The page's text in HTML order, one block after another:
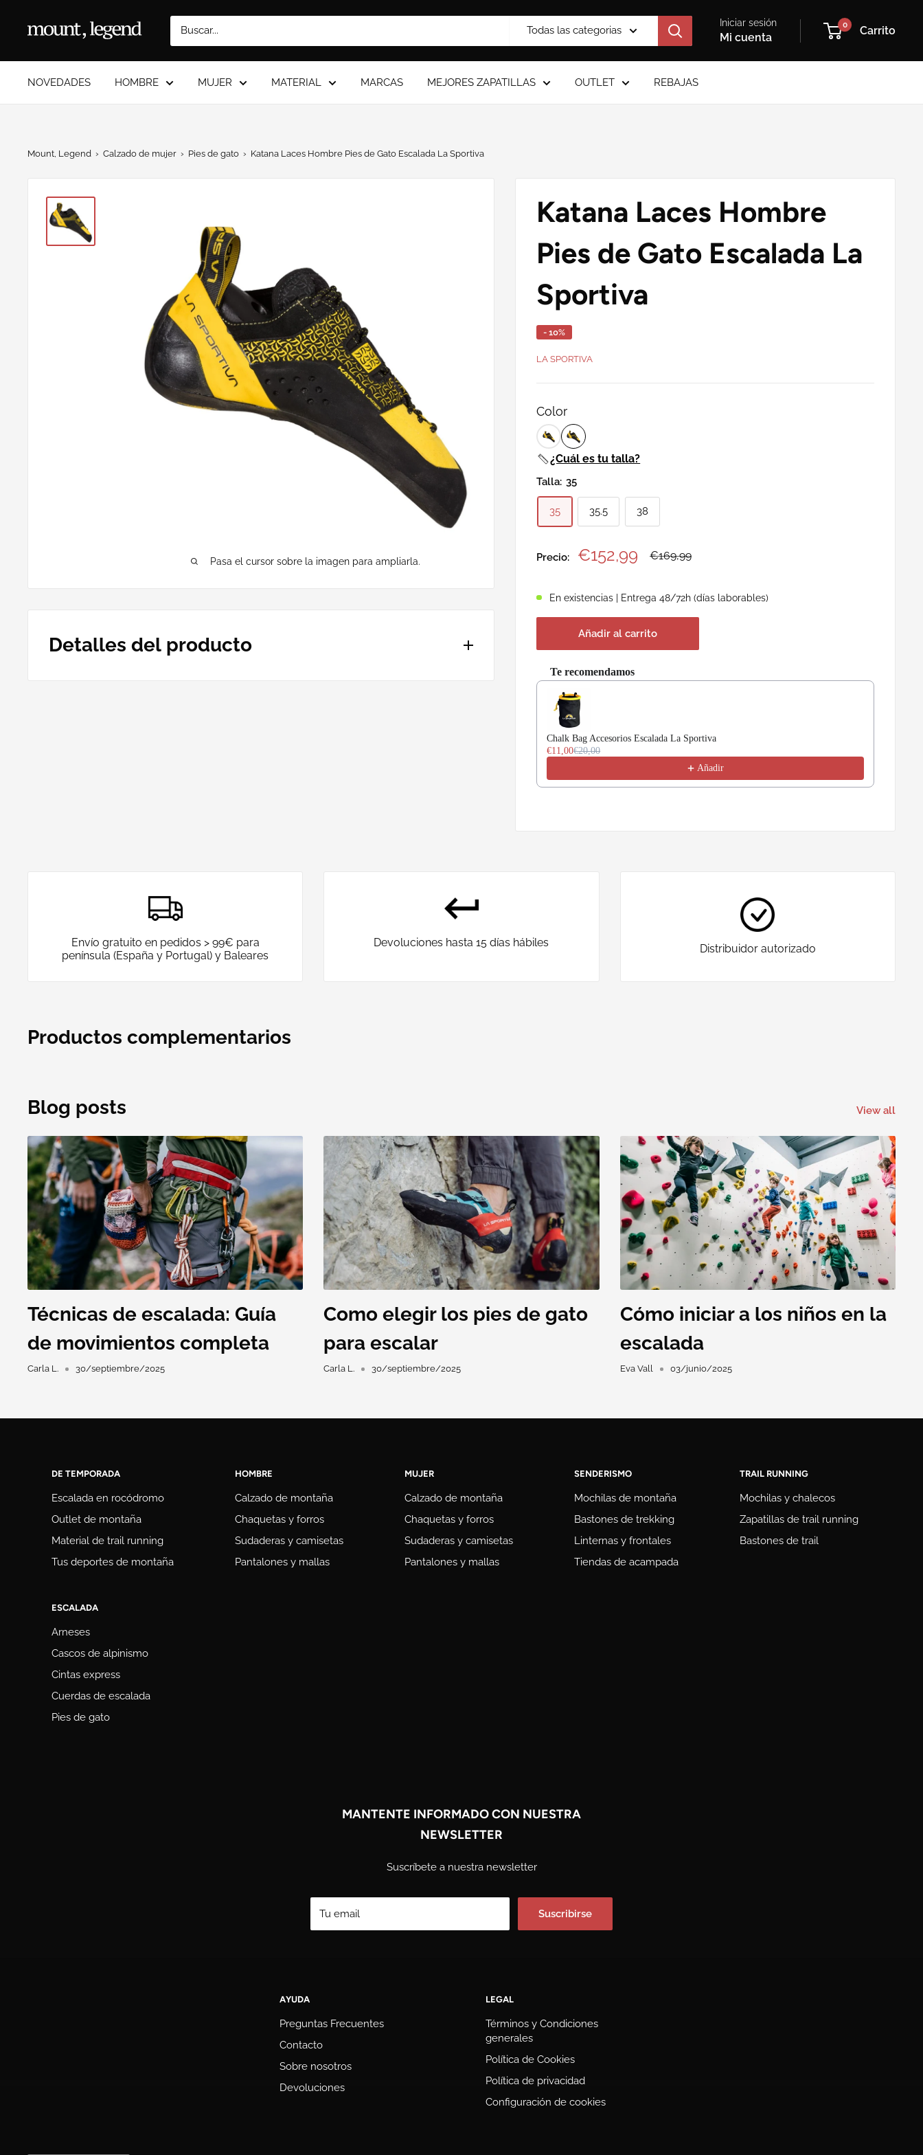
directamente
Mount
Todas las categorias
Iniciar sesión
Mi cuenta
0 Carrito
NOVEDADES HOMBRE MUJER MATERIAL MARCAS MEJORES ZAPATILLAS OUTLET REBAJAS
Mount, Legend › Calzado de mujer › Pies de gato › Katana Laces Hombre Pies de Gato Escalada La Sportiva
Pasa el cursor sobre la imagen para ampliarla.
Katana Laces Hombre
Pies de Gato Escalada La
Sportiva
- 10%
LA SPORTIVA
Color
¿Cuál es tu talla?
Talla: 35
35 35.5 38
Precio:
Precio
€152,99
Precio
€169,99
En existencias | Entrega 48/72h (días laborables)
Añadir al carrito
Te recomendamos
Use the Previous and Next buttons to navigate through product recommendations, or
Chalk Bag Accesorios Escalada La Sportiva
€11,00€20,00
Añadir
Detalles del producto
Envío gratuito en pedidos > 99€ para
península (España y Portugal) y Baleares
Devoluciones hasta 15 días hábiles Distribuidor autorizado
Productos complementarios
Blog posts View all
Técnicas de escalada: Guía
de movimientos completa
Carla L. 30/septiembre/2025
Como elegir los pies de gato
para escalar
Carla L. 30/septiembre/2025
Cómo iniciar a los niños en la
escalada
Eva Vall 03/junio/2025
DE TEMPORADA
Escalada en rocódromo
Outlet de montaña
Material de trail running
Tus deportes de montaña
HOMBRE
Calzado de montaña
Chaquetas y forros
Sudaderas y camisetas
Pantalones y mallas
MUJER
Calzado de montaña
Chaquetas y forros
Sudaderas y camisetas
Pantalones y mallas
SENDERISMO
Mochilas de montaña
Bastones de trekking
Linternas y frontales
Tiendas de acampada
TRAIL RUNNING
Mochilas y chalecos
Zapatillas de trail running
Bastones de trail
ESCALADA
Arneses
Cascos de alpinismo
Cintas express
Cuerdas de escalada
Pies de gato
MANTENTE INFORMADO CON NUESTRA
NEWSLETTER
Suscríbete a nuestra newsletter
Tu email Suscribirse
AYUDA
Preguntas Frecuentes
Contacto
Sobre nosotros
Devoluciones
LEGAL
Términos y Condiciones
generales
Política de Cookies
Política de privacidad
Configuración de cookies